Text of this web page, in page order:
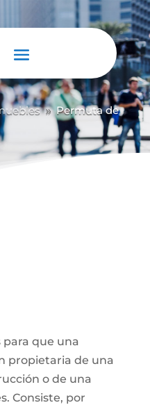
9 Permuta de
para que una
propietaria de una
o de una
Consiste, por